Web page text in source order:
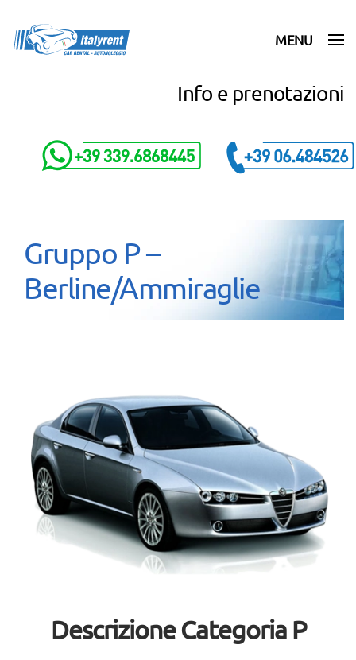
Skip to main content MENU
Info e prenotazioni
Gruppo P –
Berline/Ammiraglie
Descrizione Categoria P